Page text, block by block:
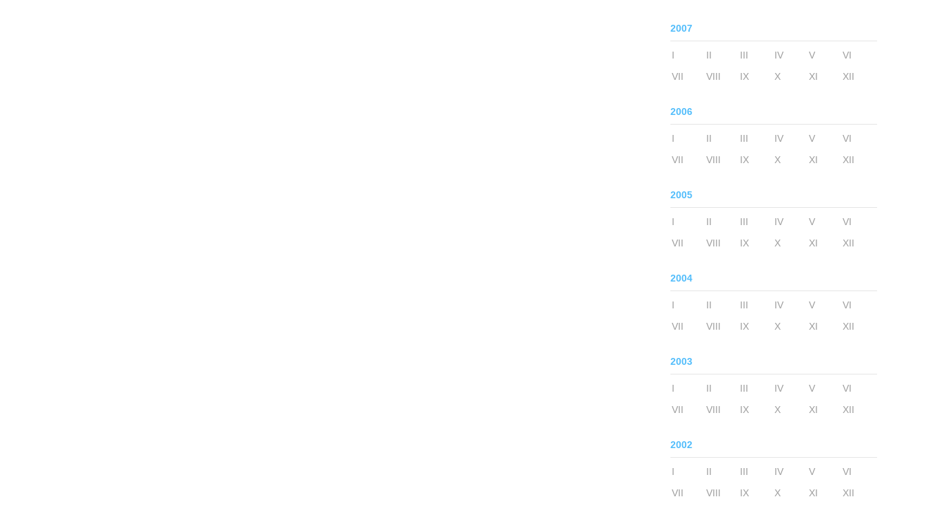
2007
I II III IV V
VI
VII
VIII IX X XI XII
2006
I II III IV V
VI
VII
VIII IX X XI XII
2005
I II III IV V
VI
VII
VIII IX X XI XII
2004
I II III IV V
VI
VII
VIII IX X XI XII
2003
I II III IV V
VI
VII
VIII IX X XI XII
2002
I II III IV V
VI
VII
VIII IX X XI XII